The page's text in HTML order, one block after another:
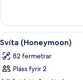
herbergi
(Platinum)
Skoða
allar
myndir
fyrir
7
Svíta (Honeymoon)
82 fermetrar
Pláss fyrir 2